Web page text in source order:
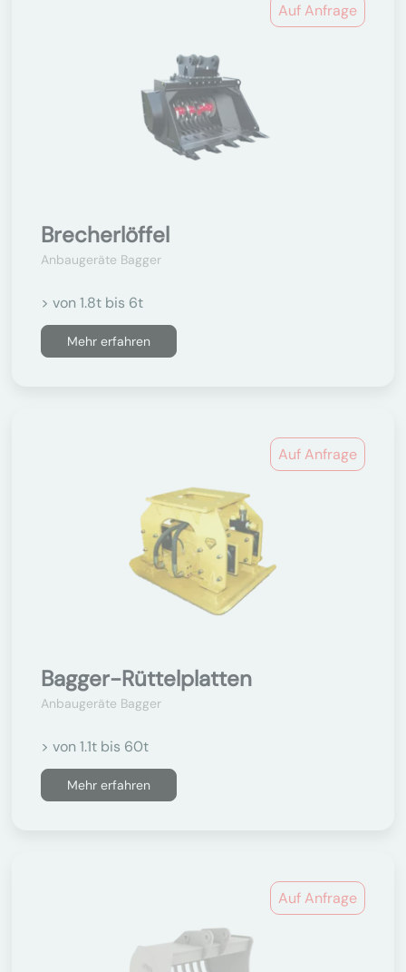
Auf Anfrage
Brecherlöffel
Anbaugeräte Bagger
> von 1.8t bis 6t
Mehr erfahren
Auf Anfrage
Bagger-Rüttelplatten
Anbaugeräte Bagger
> von 1.1t bis 60t
Mehr erfahren
Auf Anfrage